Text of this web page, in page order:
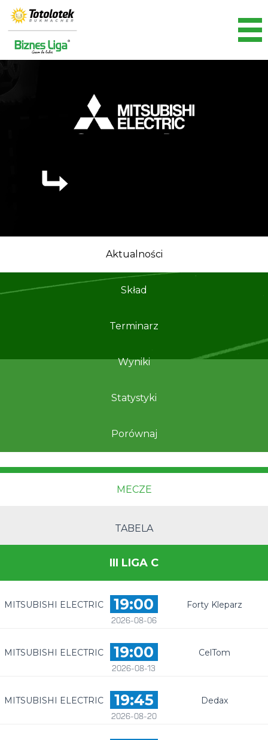
Aktualności
Skład
Terminarz
Wyniki
Statystyki
Porównaj
MECZE
TABELA
III LIGA C
MITSUBISHI ELECTRIC 19:00
2026-08-06
Forty Kleparz
MITSUBISHI ELECTRIC 19:00
2026-08-13
CelTom
MITSUBISHI ELECTRIC 19:45
2026-08-20
Dedax